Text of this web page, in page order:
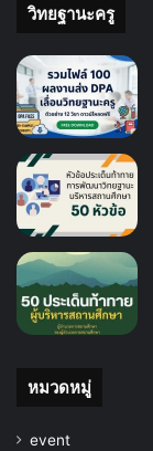
วิทยฐานะครู
หมวดหมู่
event